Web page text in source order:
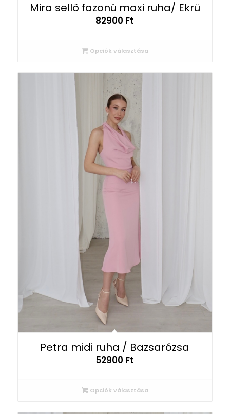
Mira sellő fazonú maxi ruha/ Ekrü
82900 Ft
Opciók választása
Petra midi ruha / Bazsarózsa
52900 Ft
Opciók választása